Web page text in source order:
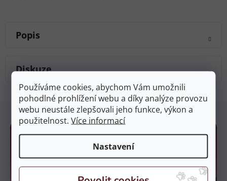
Používáme cookies, abychom Vám umožnili
pohodlné prohlížení webu a díky analýze provozu
webu neustále zlepšovali jeho funkce, výkon a
použitelnost.Více informací
Nastavení
Popis
Diskuze
Kamenné prodejny